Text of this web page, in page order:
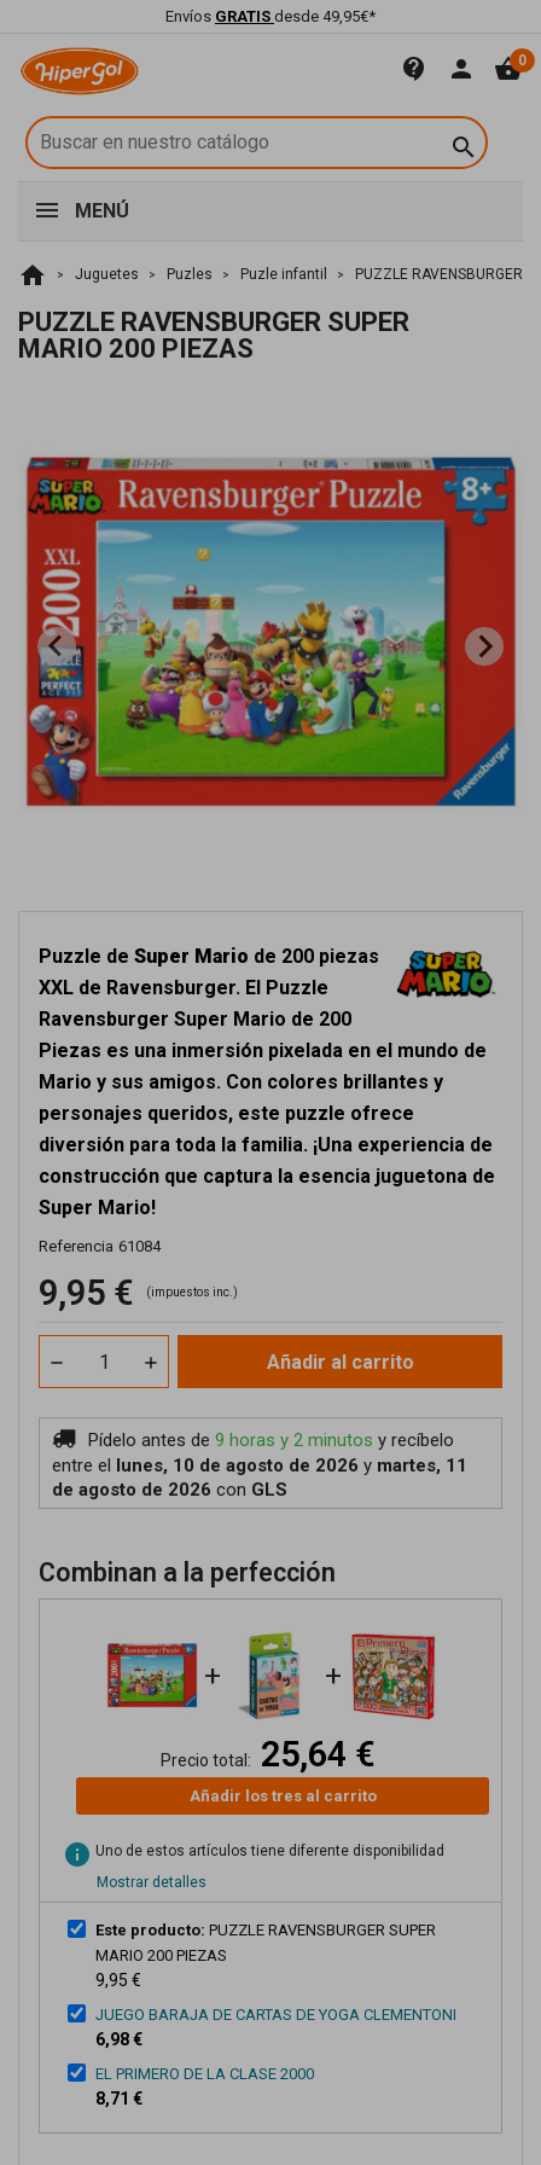
Envíos GRATIS desde 49,95€*
contact_support person shopping_basket0

MENÚ
home Juguetes Puzles Puzle infantil PUZZLE RAVENSBURGER
PUZZLE RAVENSBURGER SUPER
MARIO 200 PIEZAS
Puzzle de Super Mario de 200 piezas
XXL de Ravensburger. El Puzzle
Ravensburger Super Mario de 200
Piezas es una inmersión pixelada en el mundo de
Mario y sus amigos. Con colores brillantes y
personajes queridos, este puzzle ofrece
diversión para toda la familia. ¡Una experiencia de
construcción que captura la esencia juguetona de
Super Mario!
Referencia 61084
9,95 € (impuestos inc.)
Añadir al carrito
Pídelo antes de 9 horas y 2 minutos y recíbelo
entre el lunes, 10 de agosto de 2026 y martes, 11
de agosto de 2026 con GLS
Combinan a la perfección
+ +
Precio total: 25,64 €
Añadir los tres al carrito
info Uno de estos artículos tiene diferente disponibilidad
Mostrar detalles
Este producto: PUZZLE RAVENSBURGER SUPER
MARIO 200 PIEZAS
9,95 €
JUEGO BARAJA DE CARTAS DE YOGA CLEMENTONI
6,98 €
EL PRIMERO DE LA CLASE 2000
8,71 €